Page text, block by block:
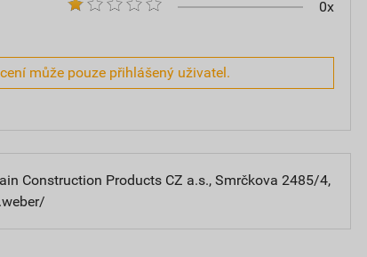
0x
může pouze přihlášený uživatel.
Construction Products CZ a.s., Smrčkova 2485/4,